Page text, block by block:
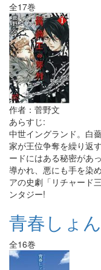
全17巻
作者：菅野文
あらすじ:
中世イングランド。白
家が王位争奪を繰り返
ードにはある秘密があ
導かれ、悪にも手を染
アの史劇「リチャード
ンタジー!
青春しょ
全16巻